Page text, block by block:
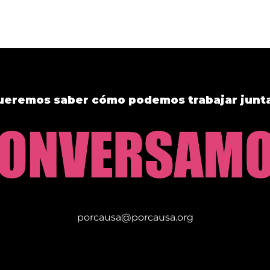
saber cómo podemos trabajar
porcausa@porcausa.org